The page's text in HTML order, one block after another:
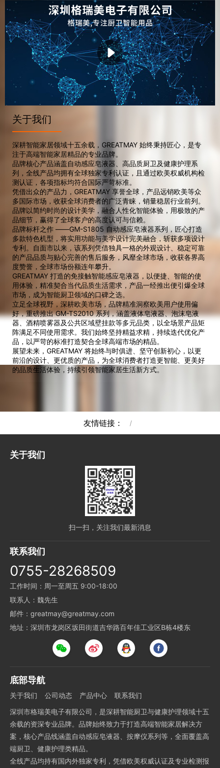
关于我们
深耕智能家居领域十五余载，GREATMAY 始终秉持匠心，是专
注于高端智能家居精品的专业品牌。
品牌核心产品涵盖自动感应皂液器、高品质厨卫及健康护理系
列，全线产品均拥有全球独家专利认证，且通过欧美权威机构检
测认证，各项指标均符合国际严苛标准。
凭借出众的产品力，GREATMAY 享誉全球，产品远销欧美等众
多国际市场，收获全球消费者的广泛青睐，销量稳居行业前列。
品牌以简约时尚的设计美学，融合人性化智能体验，用极致的产
品细节，赢得了全球客户的高度认可与信赖。
品牌标杆之作 ——GM-S1805 自动感应皂液器系列，匠心打造
多款特色机型，将实用功能与美学设计完美融合，斩获多项设计
专利。自面市以来，该系列凭借独具一格的外观设计、稳定可靠
的产品品质与贴心完善的售后服务，风靡全球市场，收获各界高
度赞誉，全球市场份额连年攀升。
GREATMAY 打造的免接触智能感应皂液器，以便捷、智能的使
用体验，精准契合当代品质生活需求，产品一经推出便引爆全球
市场，成为智能厨卫领域的口碑之选。
立足全球视野，深耕欧美市场，品牌精准洞察欧美用户使用偏
好，重磅推出 GM-TS2010 系列，涵盖液体皂液器、泡沫皂液
器、酒精喷雾器及公共区域壁挂款等多元品类，以全场景产品矩
阵满足不同使用需求。我们始终坚持精益求精，持续迭代优化产
品，以严苛的标准打造契合全球高端市场的精品。
展望未来，GREATMAY 将始终与时俱进、坚守创新初心，以更
前沿的设计、更优质的产品，为全球消费者打造更智能、更美好
的品质生活体验，持续引领智能家居生活新方式。
友情链接： /
关于我们
扫一扫，关注我们最新消息
联系我们
0755-28268509
工作时间：周一至周五 9:00-18:00
联系人：魏先生
邮件：greatmay@greatmay.com
地址：深圳市龙岗区坂田街道吉华路百年佳工业区B栋4楼东
底部导航
关于我们 公司动态 产品中心
联系我们
深圳市格瑞美电子有限公司，是深耕智能厨卫与健康护理领域十五
余载的资深专业品牌。品牌始终致力于打造高端智能家居解决方
案，核心产品线涵盖自动感应皂液器、按摩仪系列等，全面覆盖高
端厨卫、健康护理类精品。
全线产品均持有国内外独家专利，凭借欧美权威认证及专业检测报